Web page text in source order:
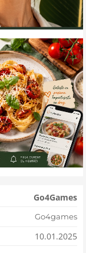
Go4Games
Go4games
10.01.2025